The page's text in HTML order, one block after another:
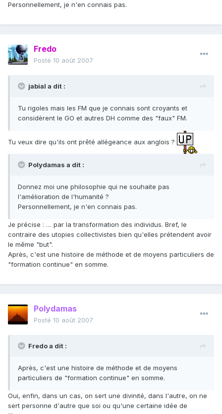
Personnellement, je n'en connais pas.
Fredo
Posté 10 août 2007
jabial a dit :
Tu rigoles mais les FM que je connais sont croyants et
considèrent le GO et autres DH comme des "faux" FM.
Tu veux dire qu'ils ont prêté allégeance aux anglois ?
Polydamas a dit :
Donnez moi une philosophie qui ne souhaite pas
l'amélioration de l'humanité ?
Personnellement, je n'en connais pas.
Je précise : … par la transformation des individus. Bref, le
contraire des utopies collectivistes bien qu'elles prétendent avoir
le même "but".
Après, c'est une histoire de méthode et de moyens particuliers de
"formation continue" en somme.
Polydamas
Posté 10 août 2007
Fredo a dit :
Après, c'est une histoire de méthode et de moyens
particuliers de "formation continue" en somme.
Oui, enfin, dans un cas, on sert une divinité, dans l'autre, on ne
sert personne d'autre que soi ou qu'une certaine idée de